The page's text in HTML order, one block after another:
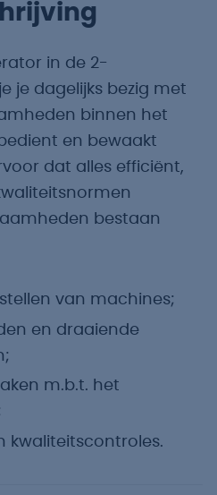
in de 2-
je dagelijks bezig met
binnen het
en bewaakt
dat alles efficiënt,
bestaan
van machines;
en draaiende
m.b.t. het
kwaliteitscontroles.